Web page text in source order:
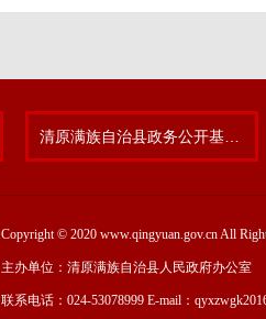
Copyright © 2020 www.qingyuan.gov.cn All
主办单位：清原满族自治县人民政府办公室
联系电话：024-53078999 E-mail：